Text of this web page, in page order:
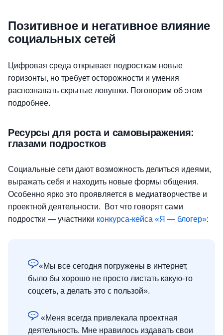
Позитивное и негативное влияние
социальных сетей
Цифровая среда открывает подросткам новые
горизонты, но требует осторожности и умения
распознавать скрытые ловушки. Поговорим об этом
подробнее.
Ресурсы для роста и самовыражения:
глазами подростков
Социальные сети дают возможность делиться идеями,
выражать себя и находить новые формы общения.
Особенно ярко это проявляется в медиатворчестве и
проектной деятельности. Вот что говорят сами
подростки — участники конкурса-кейса «Я — блогер»:
«Мы все сегодня погружены в интернет,
было бы хорошо не просто листать какую-то
соцсеть, а делать это с пользой».
«Меня всегда привлекала проектная
деятельность. Мне нравилось издавать свои